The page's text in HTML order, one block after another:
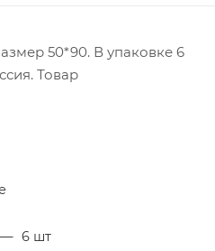
50*90. В упаковке 6
Товар
— 6 шт